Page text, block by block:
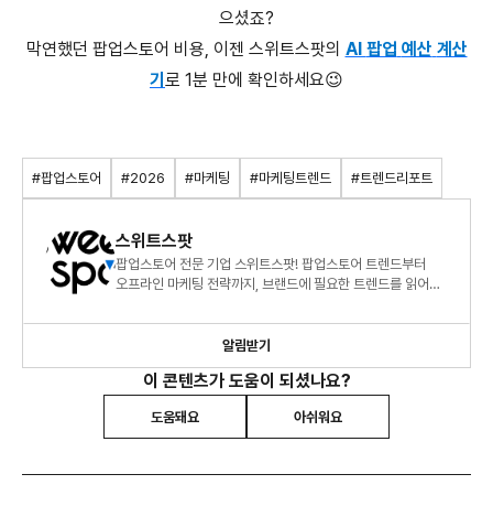
으셨죠?
막연했던 팝업스토어 비용, 이젠 스위트스팟의 AI 팝업 예산 계산
기 로 1분 만에 확인하세요😉
#팝업스토어 #2026 #마케팅 #마케팅트렌드 #트렌드리포트
스위트스팟
팝업스토어 전문 기업 스위트스팟! 팝업스토어 트렌드부터
오프라인 마케팅 전략까지, 브랜드에 필요한 트렌드를 읽어
알림받기
이 콘텐츠가 도움이 되셨나요?
도움돼요 아쉬워요